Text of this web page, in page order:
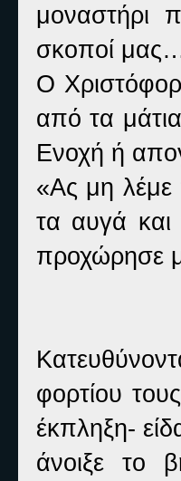
μοναστήρι
σκοποί
Ο
από τα
Ενοχή ή
«Ας μη λέμε
τα αυγά
προχώρησε
φορτίου
έκπληξη-
άνοιξε το